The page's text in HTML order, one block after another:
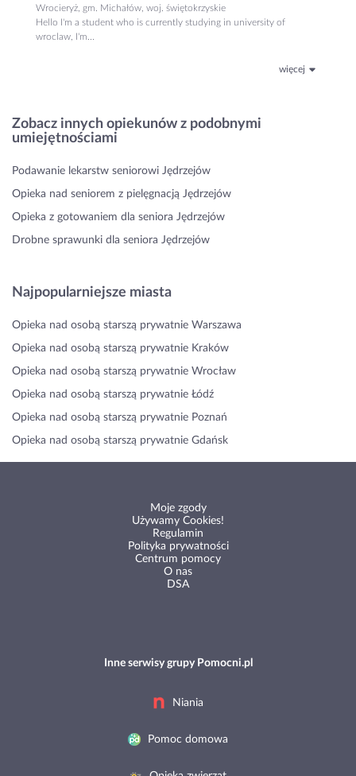
Wrocieryż, gm. Michałów, woj. świętokrzyskie
Hello I'm a student who is currently studying in university of
wroclaw, I'm...
więcej
Zobacz innych opiekunów z podobnymi
umiejętnościami
Podawanie lekarstw seniorowi Jędrzejów
Opieka nad seniorem z pielęgnacją Jędrzejów
Opieka z gotowaniem dla seniora Jędrzejów
Drobne sprawunki dla seniora Jędrzejów
Najpopularniejsze miasta
Opieka nad osobą starszą prywatnie Warszawa
Opieka nad osobą starszą prywatnie Kraków
Opieka nad osobą starszą prywatnie Wrocław
Opieka nad osobą starszą prywatnie Łódź
Opieka nad osobą starszą prywatnie Poznań
Opieka nad osobą starszą prywatnie Gdańsk
Moje zgody
Używamy Cookies!
Regulamin
Polityka prywatności
Centrum pomocy
O nas
DSA
Inne serwisy grupy Pomocni.pl
Niania
Pomoc domowa